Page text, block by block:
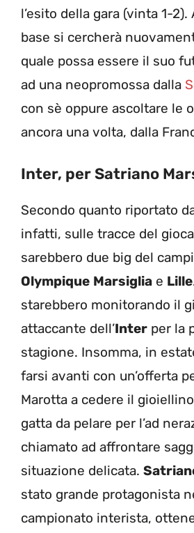
l’esito della gara (vinta 1-
base si cercherà
quale possa essere il suo
ad una neopromossa dalla
con sè oppure ascoltare le
ancora una volta, dalla
Inter, per Satriano
Secondo quanto riportato
infatti, sulle tracce del
sarebbero due big del
Olympique Marsiglia e Lille
starebbero monitorando il
attaccante dell’Inter per la
stagione. Insomma, in
farsi avanti con un’offerta
Marotta a cedere il
gatta da pelare per l’ad
chiamato ad affrontare
situazione delicata.
stato grande protagonista
campionato interista,